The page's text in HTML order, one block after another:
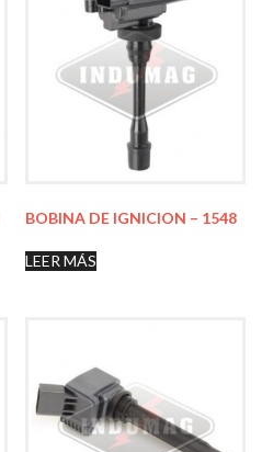
BOBINA DE IGNICION – 1548
LEER MÁS